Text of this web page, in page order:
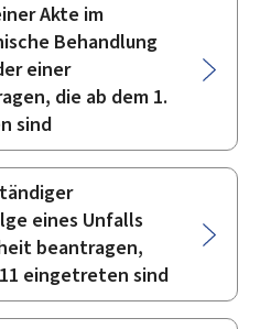
Akte im
Behandlung
einer
die ab dem 1.
sind
eines Unfalls
beantragen,
eingetreten sind